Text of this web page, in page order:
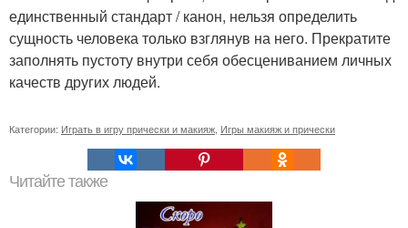
единственный стандарт / канон, нельзя определить
сущность человека только взглянув на него. Прекратите
заполнять пустоту внутри себя обесцениванием личных
качеств других людей.
Категории: Играть в игру прически и макияж Игры макияж и прически
Читайте также